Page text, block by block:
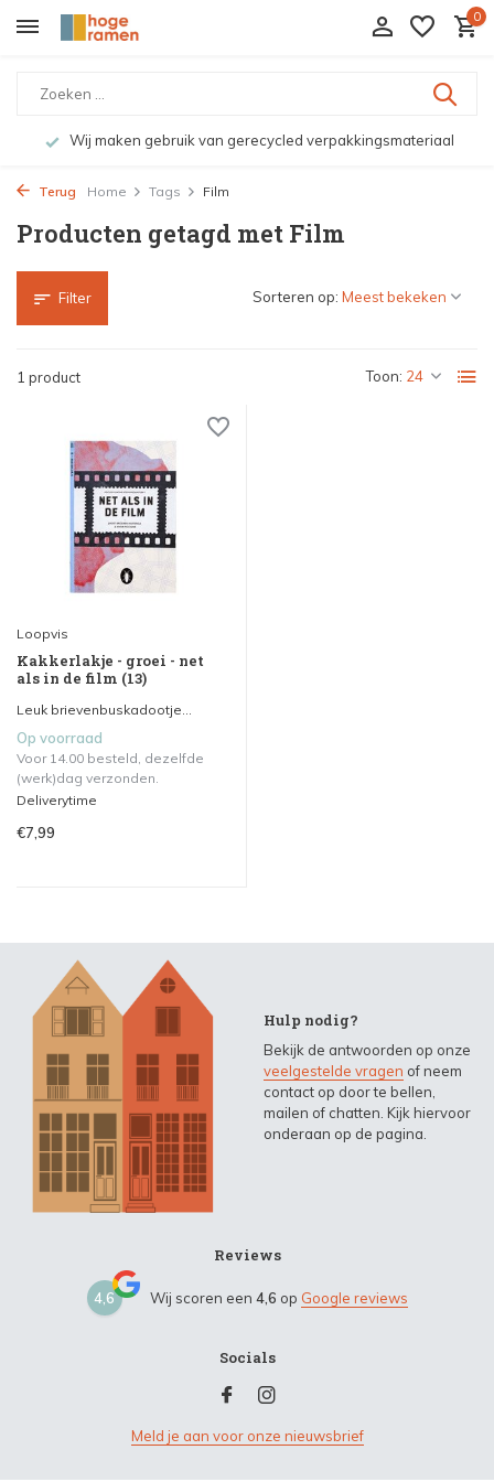
0
Wij maken gebruik van gerecycled verpakkingsmateriaal
Terug Home Tags Film
Producten getagd met Film
Filter
1 product Toon:
Sorteren op:
Loopvis
Kakkerlakje - groei - net
als in de film (13)
Leuk brievenbuskadootje...
Op voorraad
Voor 14.00 besteld, dezelfde
(werk)dag verzonden.
Deliverytime
€7,99
Hulp nodig?
Bekijk de antwoorden op onze
veelgestelde vragen of neem
contact op door te bellen,
mailen of chatten. Kijk hiervoor
onderaan op de pagina.
Reviews
4,6 Wij scoren een 4,6 op Google reviews
Socials
Meld je aan voor onze nieuwsbrief